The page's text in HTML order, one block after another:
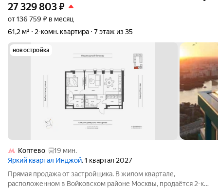
27 329 803₽
от 136 759 ₽ в месяц
61,2 м²
2-комн. квартира 7 этаж из 35
новостройка
Коптево
19 мин.
Яркий квартал Инджой, 1 квартал 2027
Прямая продажа от застройщика. В жилом квартале,
расположенном в Войковском районе Москвы, продаётся 2-к